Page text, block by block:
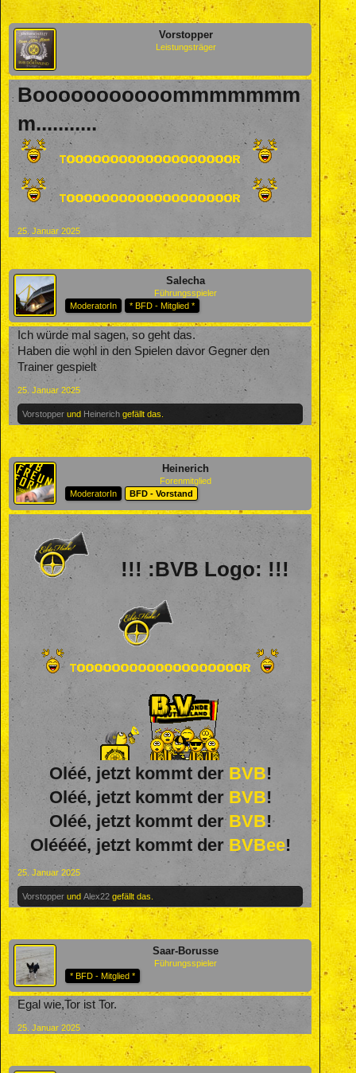
Vorstopper
Leistungsträger
Booooooooooommmmmmm
m...........
25. Januar 2025
Salecha
Führungsspieler
ModeratorIn
* BFD - Mitglied *
Ich würde mal sagen, so geht das.
Haben die wohl in den Spielen davor Gegner den
Trainer gespielt
25. Januar 2025
Vorstopper und Heinerich gefällt das.
Heinerich
Forenmitglied
ModeratorIn
BFD - Vorstand
!!! :BVB Logo: !!!
Oléé, jetzt kommt der BVB!
Oléé, jetzt kommt der BVB!
Oléé, jetzt kommt derBVB!
Oléééé, jetzt kommt derBVBee!
25. Januar 2025
Vorstopper und Alex22 gefällt das.
Saar-Borusse
Führungsspieler
* BFD - Mitglied *
Egal wie,Tor ist Tor.
25. Januar 2025